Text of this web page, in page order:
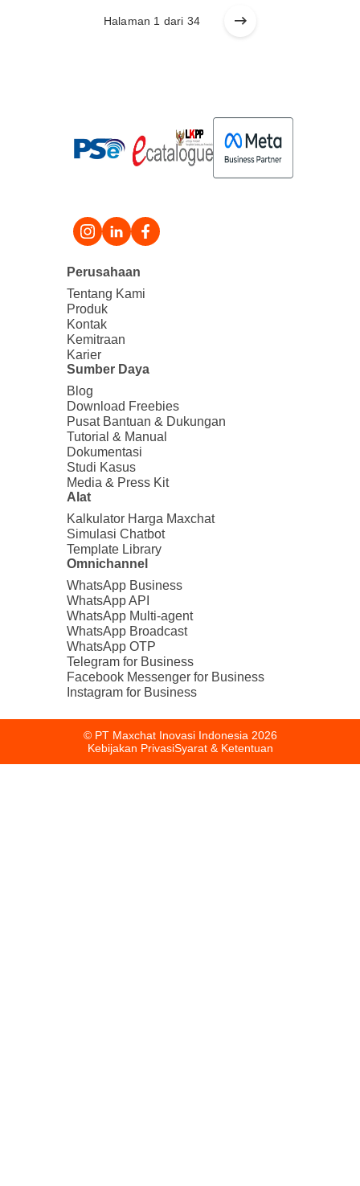
Halaman 1 dari 34
Perusahaan
Tentang Kami
Produk
Kontak
Kemitraan
Karier
Sumber Daya
Blog
Download Freebies
Pusat Bantuan & Dukungan
Tutorial & Manual
Dokumentasi
Studi Kasus
Media & Press Kit
Alat
Kalkulator Harga Maxchat
Simulasi Chatbot
Template Library
Omnichannel
WhatsApp Business
WhatsApp API
WhatsApp Multi-agent
WhatsApp Broadcast
WhatsApp OTP
Telegram for Business
Facebook Messenger for Business
Instagram for Business
© PT Maxchat Inovasi Indonesia 2026
Kebijakan PrivasiSyarat & Ketentuan